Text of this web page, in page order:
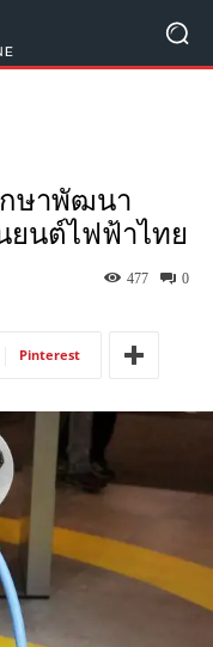
ษาพัฒนา
ยนต์ไฟฟ้าไทย
0
477
Pinterest